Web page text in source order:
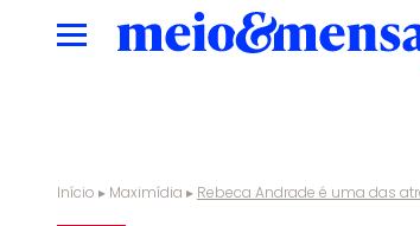
Início ▸ Maximídia ▸ Rebeca Andrade é uma das